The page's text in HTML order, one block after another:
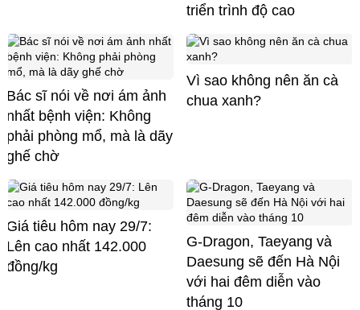
triển trình độ cao
Bác sĩ nói về nơi ám ảnh
nhất bệnh viện: Không
phải phòng mổ, mà là dãy
ghế chờ
Vì sao không nên ăn cà
chua xanh?
Giá tiêu hôm nay 29/7:
Lên cao nhất 142.000
đồng/kg
G-Dragon, Taeyang và
Daesung sẽ đến Hà Nội
với hai đêm diễn vào
tháng 10